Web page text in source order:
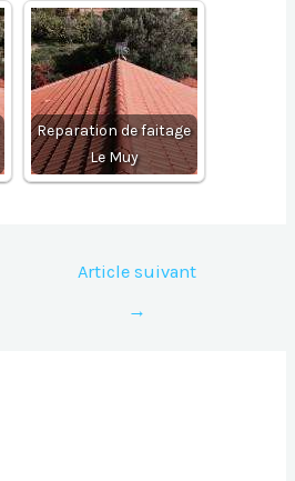
Reparation de faitage
Le Muy
Article suivant
→